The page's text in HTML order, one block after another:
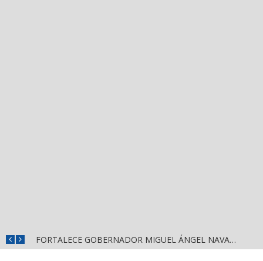
FORTALECE GOBERNADOR MIGUEL ÁNGEL NAVARRO LA COORDINACIÓN CON EL SECTOR EDUCATIVO EN NAYARIT